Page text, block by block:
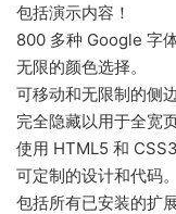
包括演示内容！
800 多种 Google 字体
无限的颜色选择。
可移动和无限制的侧
完全隐藏以用于全宽
使用 HTML5 和 CSS3
可定制的设计和代码。
包括所有已安装的扩展